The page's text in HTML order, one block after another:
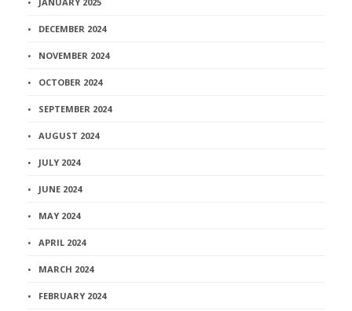
DECEMBER 2024
NOVEMBER 2024
OCTOBER 2024
SEPTEMBER 2024
AUGUST 2024
JULY 2024
JUNE 2024
MAY 2024
APRIL 2024
MARCH 2024
FEBRUARY 2024